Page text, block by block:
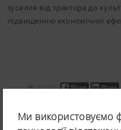
Ми використовуємо
зусилля від трактора до
підвищенню економічної
Деталі: